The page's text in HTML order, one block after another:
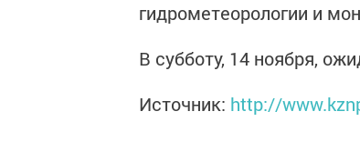
гидрометеорологии и
В субботу, 14 ноября,
Источник: http://